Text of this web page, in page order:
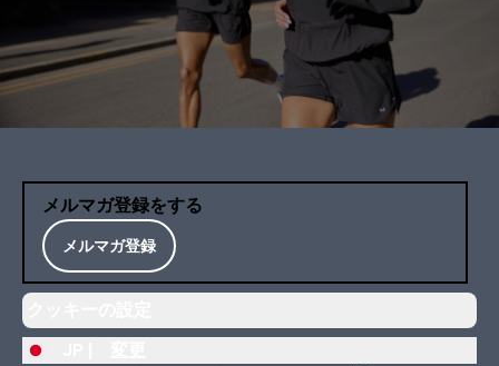
メルマガ登録をする
メルマガ登録